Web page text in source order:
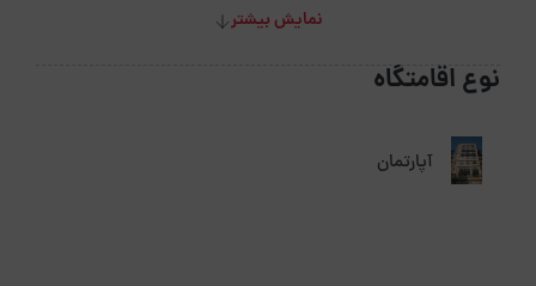
نمایش بیشتر
نوع اقامتگاه
آپارتمان